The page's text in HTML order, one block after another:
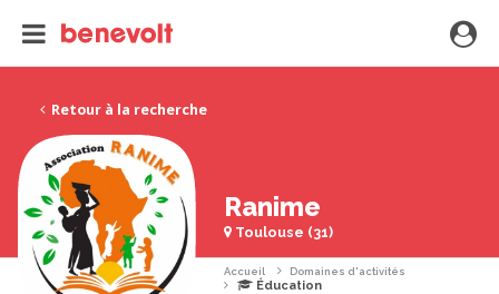
Retour à la recherche
Ranime
Toulouse (31)
Accueil Domaines d'activités
Éducation